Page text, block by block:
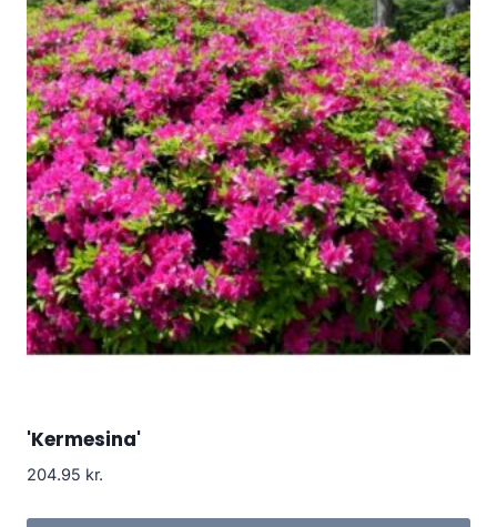
'Kermesina'
204.95 kr.